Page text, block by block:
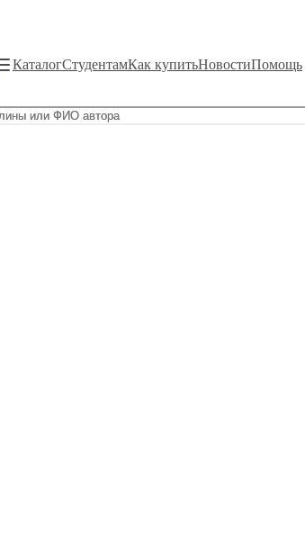
КаталогСтудентамКак купитьНовостиПомощь